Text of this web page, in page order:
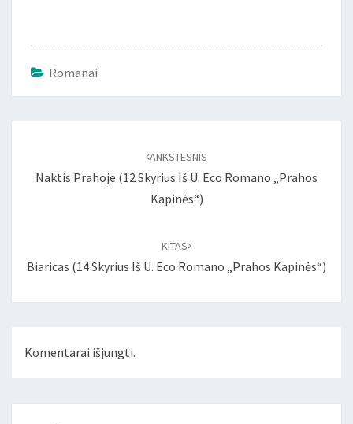
Romanai
ANKSTESNIS
Naktis Prahoje (12 Skyrius Iš U. Eco Romano „Prahos
Kapinės“)
KITAS
Biaricas (14 Skyrius Iš U. Eco Romano „Prahos Kapinės“)
Komentarai išjungti.